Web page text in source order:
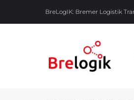
BreLogIK: Bremer Logistik